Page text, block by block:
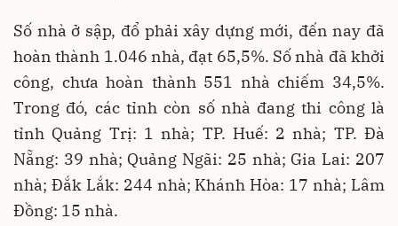
Số nhà ở sập, đổ phải xây dựng mới, đến nay đã
hoàn thành 1.046 nhà, đạt 65,5%. Số nhà đã khởi
công, chưa hoàn thành 551 nhà chiếm 34,5%.
Trong đó, các tỉnh còn số nhà đang thi công là
tỉnh Quảng Trị: 1 nhà; TP. Huế: 2 nhà; TP. Đà
Nẵng: 39 nhà; Quảng Ngãi: 25 nhà; Gia Lai: 207
nhà; Đắk Lắk: 244 nhà; Khánh Hòa: 17 nhà; Lâm
Đồng: 15 nhà.